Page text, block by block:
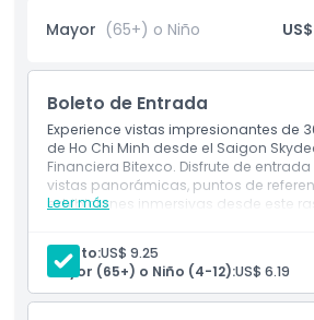
de vista completamente nuevo. Esta
perfecta para viajeros que buscan
Ciudad Ho Chi Minh. Una visita al
Saigon Skydeck es una de las mejores
la ciudad y un punto destacado que
cualquier itinerario.
Inclusiones
Mayor (65+) o Niño
Boleto de Entrada
Experience vistas impresionantes de
de Ho Chi Minh desde el Saigon
Financiera Bitexco. Disfrute de
vistas panorámicas, puntos de
exhibiciones inmersivas desde este
Leer más
1 entrada(s) para Saigon Skydeck
Museo Ao Dai en el piso 49
1 botella de agua mineral
Adulto:US$ 9.25
Mayor (65+) o Niño (4-12):US$ 6.19